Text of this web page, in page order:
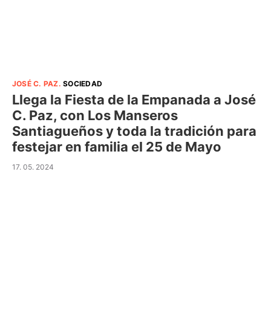
JOSÉ C. PAZ.SOCIEDAD
Llega la Fiesta de la Empanada a José
C. Paz, con Los Manseros
Santiagueños y toda la tradición para
festejar en familia el 25 de Mayo
17. 05. 2024